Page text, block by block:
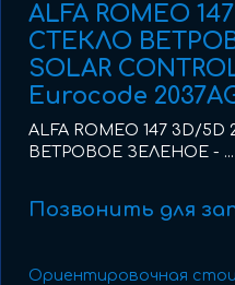
ALFA ROMEO
СТЕКЛО
SOLAR
Eurocode
ALFA ROMEO 147 3D/5D
ВЕТРОВОЕ ЗЕЛЕНОЕ - ...
Позвонить для
Ориентировочная